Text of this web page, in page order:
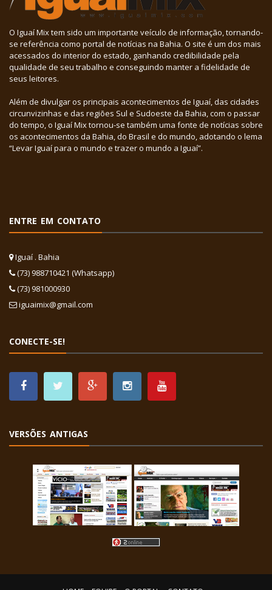
O Iguaí Mix tem sido um importante veículo de informação, tornando-
se referência como portal de notícias na Bahia. O site é um dos mais
acessados do interior do estado, ganhando credibilidade pela
qualidade de seu trabalho e conseguindo manter a fidelidade de
seus leitores.
Além de divulgar os principais acontecimentos de Iguaí, das cidades
circunvizinhas e das regiões Sul e Sudoeste da Bahia, com o passar
do tempo, o Iguaí Mix tornou-se também uma fonte de notícias sobre
os acontecimentos da Bahia, do Brasil e do mundo, adotando o lema
“Levar Iguaí para o mundo e trazer o mundo a Iguaí”.
ENTRE EM CONTATO
Iguaí . Bahia
(73) 988710421 (Whatsapp)
(73) 981000930
iguaimix@gmail.com
CONECTE-SE!
VERSÕES ANTIGAS